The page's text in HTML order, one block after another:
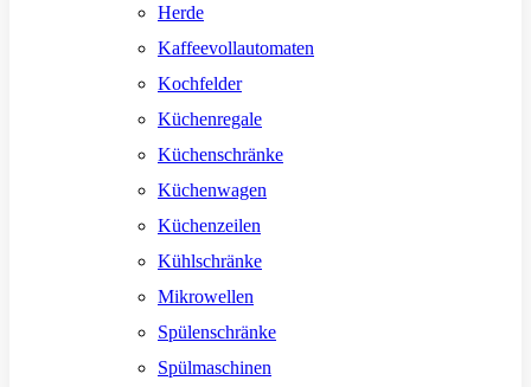
Herde
Kaffeevollautomaten
Kochfelder
Küchenregale
Küchenschränke
Küchenwagen
Küchenzeilen
Kühlschränke
Mikrowellen
Spülenschränke
Spülmaschinen